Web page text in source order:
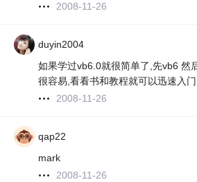
2008-11-26
duyin2004
如果学过vb6.0就很简单了,先vb6 然
很容易,看看书和教程就可以迅速入门
2008-11-26
qap22
mark
2008-11-26